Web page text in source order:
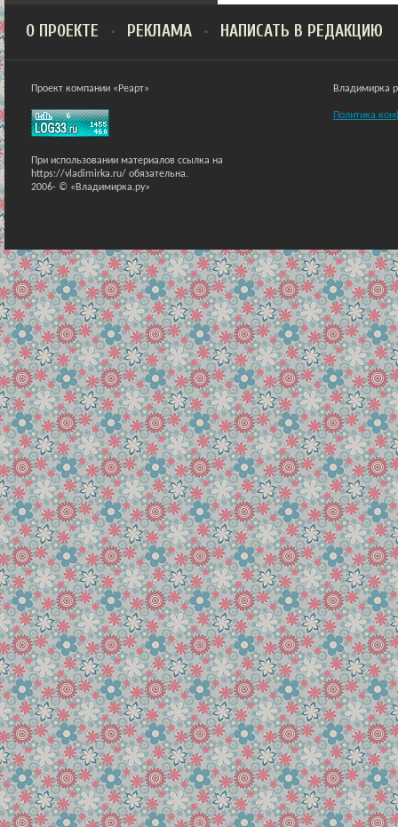
О ПРОЕКТЕ РЕКЛАМА НАПИСАТЬ В РЕДАКЦИЮ
Проект компании «Реарт»
При использовании материалов ссылка на
https://vladimirka.ru/ обязательна.
2006- © «Владимирка.ру»
Владимирка
Политика